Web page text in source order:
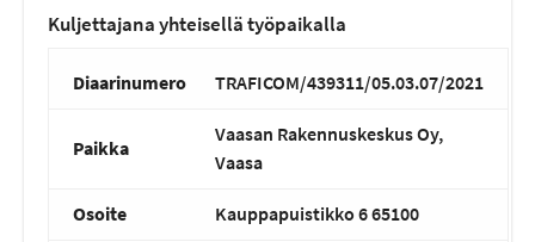
Kuljettajana yhteisellä työpaikalla
Diaarinumero TRAFICOM/439311/05.03.07/2021
Paikka
Vaasan Rakennuskeskus Oy,
Vaasa
Osoite Kauppapuistikko 6 65100